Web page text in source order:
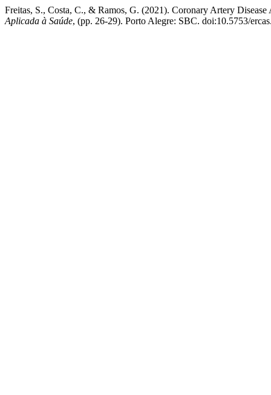
Freitas, S., Costa, C., & Ramos, G. (2021). Coronary Artery
Aplicada à Saúde, (pp. 26-29). Porto Alegre: SBC. doi:10.5753/